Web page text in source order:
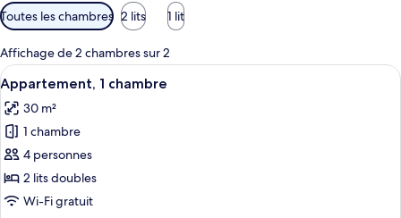
Filtres
disponibles
pour
les
chambres
Toutes les chambres 2 lits 1 lit
Affichage de 2 chambres sur 2
Afficher
toutes
les
photos
pour
ce
type
Appartement, 1 chambre | Coffres-
10
Appartement, 1 chambre
30 m²
1 chambre
4 personnes
2 lits doubles
Wi-Fi gratuit